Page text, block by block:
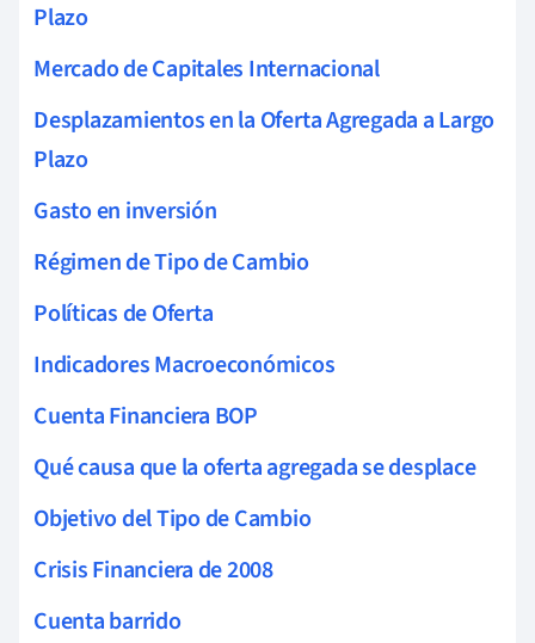
Plazo
Mercado de Capitales Internacional
Desplazamientos en la Oferta Agregada a Largo
Plazo
Gasto en inversión
Régimen de Tipo de Cambio
Políticas de Oferta
Indicadores Macroeconómicos
Cuenta Financiera BOP
Qué causa que la oferta agregada se desplace
Objetivo del Tipo de Cambio
Crisis Financiera de 2008
Cuenta barrido